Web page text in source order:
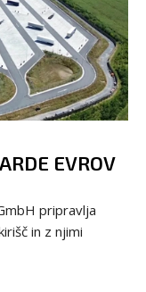
EVROV
pripravlja
in z njimi